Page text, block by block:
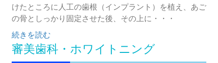
けたところに人工の歯根（インプラント）を植え、あご
の骨としっかり固定させた後、その上に・・・
続きを読む
審美歯科・ホワイトニング